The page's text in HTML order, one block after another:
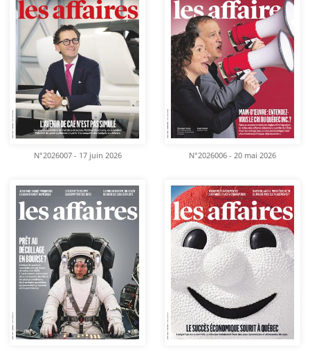
N°2026007 - 17 juin 2026 N°2026006 - 20 mai 2026